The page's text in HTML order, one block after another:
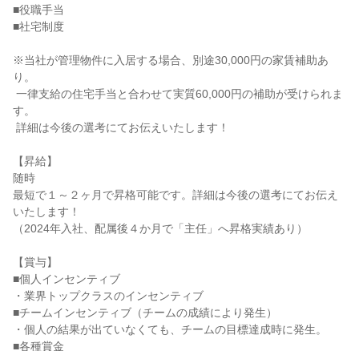
■役職手当
■社宅制度
※当社が管理物件に入居する場合、別途30,000円の家賃補助あ
り。
す。
【昇給】
随時
最短で１～２ヶ月で昇格可能です。詳細は今後の選考にてお伝え
いたします！
（2024年入社、配属後４か月で「主任」へ昇格実績あり）
【賞与】
■個人インセンティブ
・業界トップクラスのインセンティブ
■チームインセンティブ（チームの成績により発生）
・個人の結果が出ていなくても、チームの目標達成時に発生。
■各種賞金